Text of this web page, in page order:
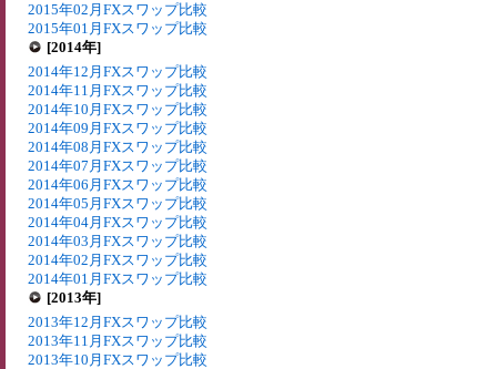
2015年02月FXスワップ比較
2015年01月FXスワップ比較
[2014年]
2014年12月FXスワップ比較
2014年11月FXスワップ比較
2014年10月FXスワップ比較
2014年09月FXスワップ比較
2014年08月FXスワップ比較
2014年07月FXスワップ比較
2014年06月FXスワップ比較
2014年05月FXスワップ比較
2014年04月FXスワップ比較
2014年03月FXスワップ比較
2014年02月FXスワップ比較
2014年01月FXスワップ比較
[2013年]
2013年12月FXスワップ比較
2013年11月FXスワップ比較
2013年10月FXスワップ比較